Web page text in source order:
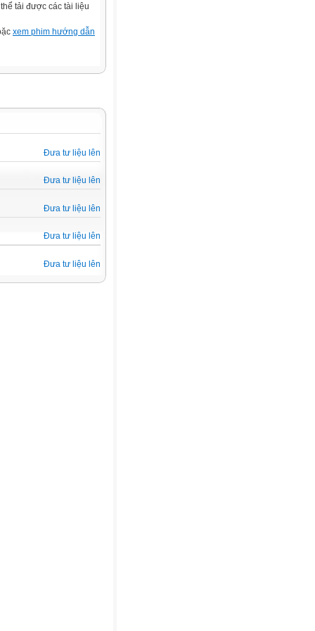
tải được các tài liệu
xem phim hướng dẫn
Đưa tư liệu lên
Đưa tư liệu lên
Đưa tư liệu lên
Đưa tư liệu lên
Đưa tư liệu lên